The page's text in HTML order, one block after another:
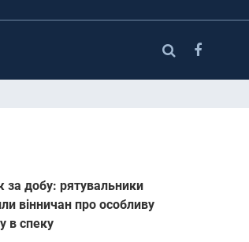
добу: рятувальники
вінничан про особливу
в спеку